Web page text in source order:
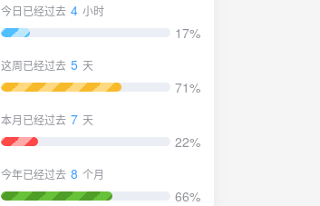
今日已经过去 4 小时
17%
这周已经过去 5 天
71%
本月已经过去 7 天
22%
今年已经过去 8 个月
66%